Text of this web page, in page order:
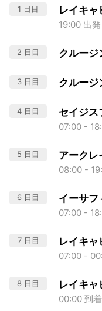
1 日目 レイキャ
19:00 出発
2 日目 クルージ
3 日目 クルージ
4 日目 セイジス
07:00 -
5 日目 アークレ
08:00 -
6 日目 イーサフ
07:00 -
7 日目 レイキャ
07:00 -
8 日目 レイキャ
00:00 到着